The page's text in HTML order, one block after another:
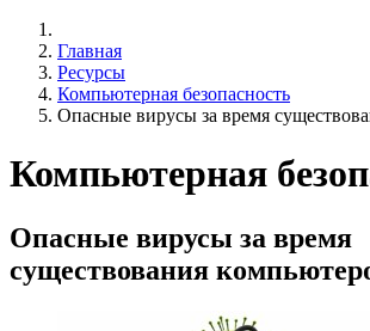
Главная
Ресурсы
Компьютерная безопасность
Опасные вирусы за время
Компьютерная
Опасные вирусы за время
существования